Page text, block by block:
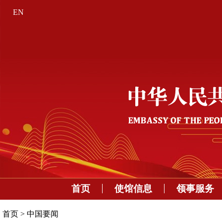
EN
首页 使馆信息 领事服务
首页 > 中国要闻